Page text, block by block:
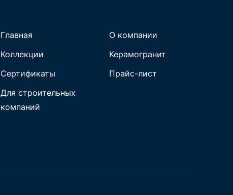
Главная
О компании
Коллекции
Керамогранит
Сертификаты
Прайс-лист
Для строительных
компаний